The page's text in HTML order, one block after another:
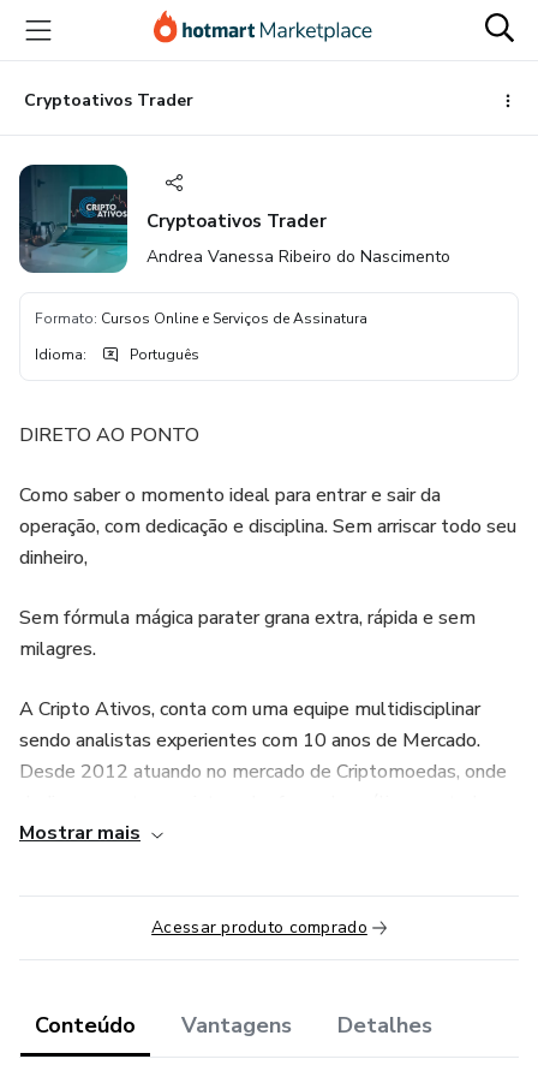
para
conteúdo
principal
para
pagamento
para
rodapé
Cryptoativos Trader
Cryptoativos Trader
Andrea Vanessa Ribeiro do Nascimento
Formato: Cursos Online e Serviços de Assinatura
Idioma: Português
DIRETO AO PONTO
Como saber o momento ideal para entrar e sair da
operação, com dedicação e disciplina. Sem arriscar todo seu
dinheiro,
Sem fórmula mágica parater grana extra, rápida e sem
milagres.
A Cripto Ativos, conta com uma equipe multidisciplinar
sendo analistas experientes com 10 anos de Mercado.
Desde 2012 atuando no mercado de Criptomoedas, onde
educacionais e operações de mercado, e tendo como
operar apenas por Price Action (Ação do Preço).
Consideramos muito importante o gerenciamento de risco
é a principal ferramenta para o Mercado ao lado do fator
todos os dias, e ensinando novos traders a aproveitar
oportunidades como nós aproveitamos e desenvolvemos
Mostrar mais
Acessar produto comprado
Conteúdo Vantagens Detalhes